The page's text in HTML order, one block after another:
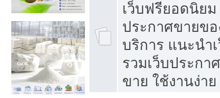
เว็บฟรียอดนิย
ประกาศขายข
บริการ แนะนำ
รวมเว็บประกา
ขาย ใช้งานง่าย